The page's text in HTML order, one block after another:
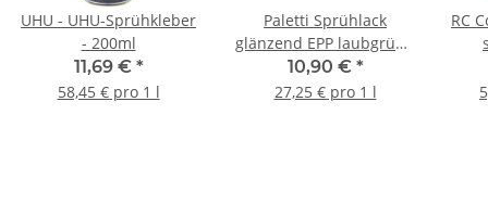
UHU - UHU-Sprühkleber
- 200ml
11,69 € *
58,45 € pro 1 l
Paletti Sprühlack
glänzend EPP laubgrün -
400ml
10,90 € *
27,25 € pro 1 l
RC